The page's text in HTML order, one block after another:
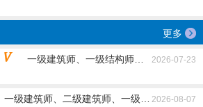
更多
一级建筑师、一级结构师、注册公用设
2026-07-23
一级建筑师、二级建筑师、一级结构师、二
2026-08-07